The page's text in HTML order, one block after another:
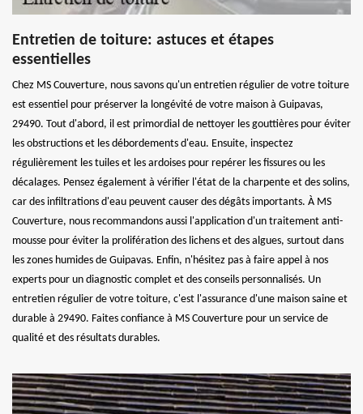
Entretien de toiture: astuces et étapes
essentielles
Chez MS Couverture, nous savons qu'un entretien régulier de votre toiture
est essentiel pour préserver la longévité de votre maison à Guipavas,
29490. Tout d'abord, il est primordial de nettoyer les gouttières pour éviter
les obstructions et les débordements d'eau. Ensuite, inspectez
régulièrement les tuiles et les ardoises pour repérer les fissures ou les
décalages. Pensez également à vérifier l'état de la charpente et des solins,
car des infiltrations d'eau peuvent causer des dégâts importants. À MS
Couverture, nous recommandons aussi l'application d'un traitement anti-
mousse pour éviter la prolifération des lichens et des algues, surtout dans
les zones humides de Guipavas. Enfin, n'hésitez pas à faire appel à nos
experts pour un diagnostic complet et des conseils personnalisés. Un
entretien régulier de votre toiture, c'est l'assurance d'une maison saine et
durable à 29490. Faites confiance à MS Couverture pour un service de
qualité et des résultats durables.